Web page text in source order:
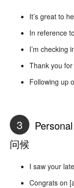
It’s great to
In reference
I’m checking
Thank you
Following up
3
问候
I saw your
Congrats on